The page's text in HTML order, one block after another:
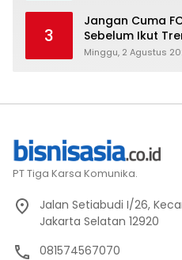
3
Jangan Cuma
Sebelum Ikut
Minggu, 2 Agustus
PT Tiga Karsa Komunika.
Jalan Setiabudi I/26,
Jakarta Selatan 12920
081574567070